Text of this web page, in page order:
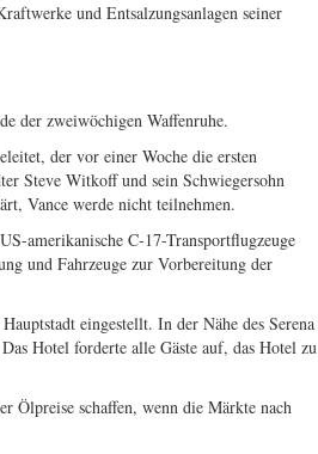
und Entsalzungsanlagen seiner
der zweiwöchigen Waffenruhe.
der vor einer Woche die ersten
Steve Witkoff und sein Schwiegersohn
Vance werde nicht teilnehmen.
amerikanische C-17-Transportflugzeuge
und Fahrzeuge zur Vorbereitung der
eingestellt. In der Nähe des Serena
Hotel forderte alle Gäste auf, das Hotel zu
Ölpreise schaffen, wenn die Märkte nach